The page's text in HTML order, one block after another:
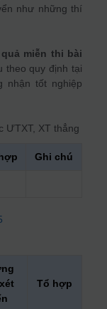
như những thí
miễn thi bài
theo quy định tại
nhận tốt nghiệp
ƯTXT, XT thẳng
Ghi chú
Tổ hợp